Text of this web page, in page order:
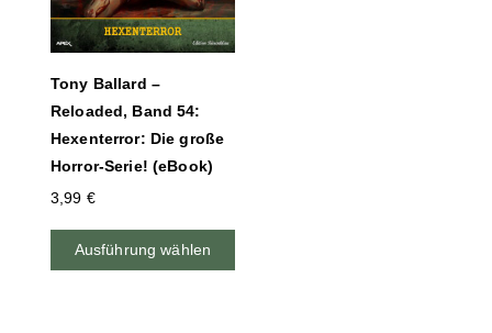
Tony Ballard –
Reloaded, Band 54:
Hexenterror: Die große
Horror-Serie! (eBook)
3,99 €
Ausführung wählen